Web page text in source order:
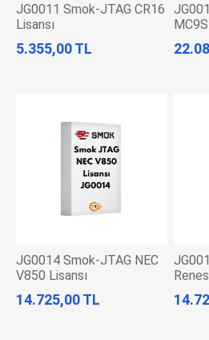
JG0011 Smok-JTAG CR16
Lisansı
5.355,00 TL
JG0014 Smok-JTAG NEC
V850 Lisansı
14.725,00 TL